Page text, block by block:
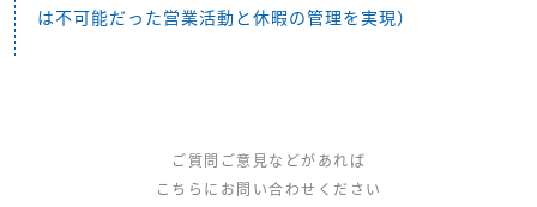
は不可能だった営業活動と休暇の管理を実現）
ご質問ご意見などがあれば
こちらにお問い合わせください